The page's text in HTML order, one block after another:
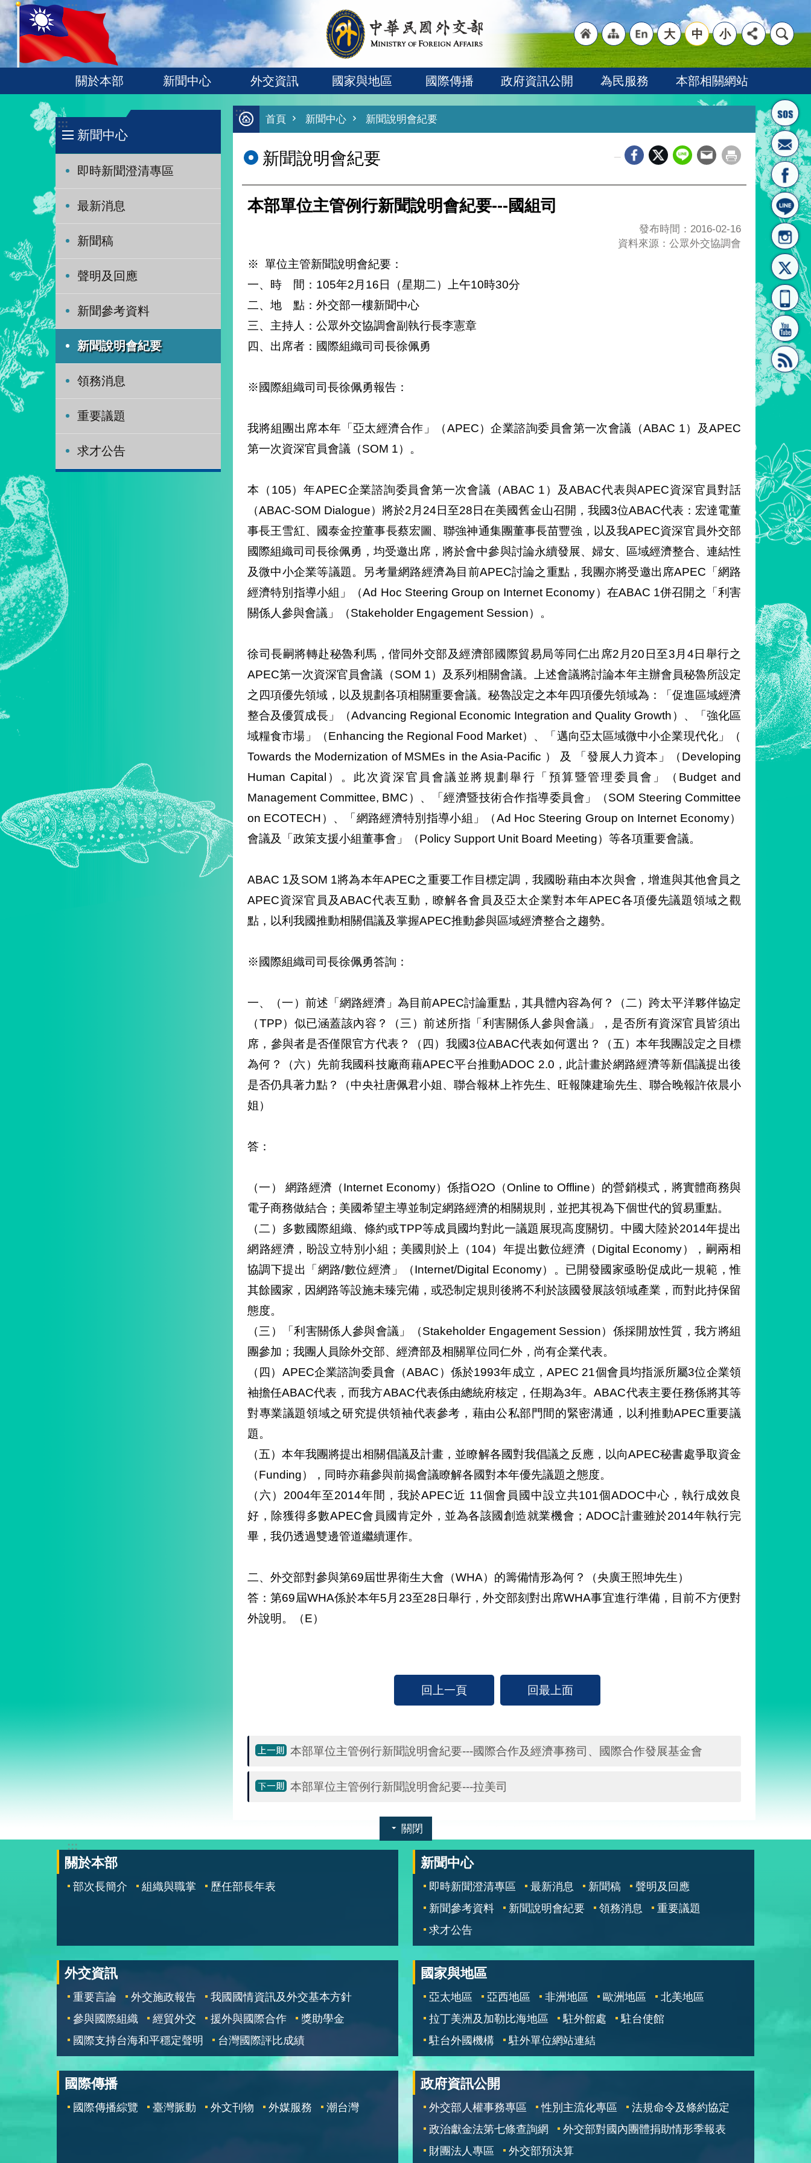
跳到主要內容區塊
:::
首頁
"網
站導
"英
文語
大 中 小
關於本部 新聞中心 外交資訊 國家與地區 國際傳播 政府資訊公開 為民服務 本部相關網站
:::
新聞中心
即時新聞澄清專區
最新消息
新聞稿
聲明及回應
新聞參考資料
新聞說明會紀要
領務消息
重要議題
求才公告
:::
首頁 新聞中心 新聞說明會紀要
新聞說明會紀要
本部單位主管例行新聞說明會紀要---國組司
發布時間：2016-02-16
資料來源：公眾外交協調會
※ 單位主管新聞說明會紀要：
一、時 間：105年2月16日（星期二）上午10時30分
二、地 點：外交部一樓新聞中心
三、主持人：公眾外交協調會副執行長李憲章
四、出席者：國際組織司司長徐佩勇
※國際組織司司長徐佩勇報告：
我將組團出席本年「亞太經濟合作」（APEC）企業諮詢委員會第一次會議（ABAC 1）及APEC
第一次資深官員會議（SOM 1）。
本（105）年APEC企業諮詢委員會第一次會議（ABAC 1）及ABAC代表與APEC資深官員對話
（ABAC-SOM Dialogue）將於2月24日至28日在美國舊金山召開，我國3位ABAC代表：宏達電董
事長王雪紅、國泰金控董事長蔡宏圖、聯強神通集團董事長苗豐強，以及我APEC資深官員外交部
國際組織司司長徐佩勇，均受邀出席，將於會中參與討論永續發展、婦女、區域經濟整合、連結性
及微中小企業等議題。另考量網路經濟為目前APEC討論之重點，我團亦將受邀出席APEC「網路
經濟特別指導小組」（Ad Hoc Steering Group on Internet Economy）在ABAC 1併召開之「利害
關係人參與會議」（Stakeholder Engagement Session）。
徐司長嗣將轉赴秘魯利馬，偕同外交部及經濟部國際貿易局等同仁出席2月20日至3月4日舉行之
APEC第一次資深官員會議（SOM 1）及系列相關會議。上述會議將討論本年主辦會員秘魯所設定
之四項優先領域，以及規劃各項相關重要會議。秘魯設定之本年四項優先領域為：「促進區域經濟
整合及優質成長」（Advancing Regional Economic Integration and Quality Growth）、「強化區
域糧食市場」（Enhancing the Regional Food Market）、「邁向亞太區域微中小企業現代化」（
Towards the Modernization of MSMEs in the Asia-Pacific ） 及 「發展人力資本」（Developing
Human Capital）。此次資深官員會議並將規劃舉行「預算暨管理委員會」（Budget and
Management Committee, BMC）、「經濟暨技術合作指導委員會」（SOM Steering Committee
on ECOTECH）、「網路經濟特別指導小組」（Ad Hoc Steering Group on Internet Economy）
會議及「政策支援小組董事會」（Policy Support Unit Board Meeting）等各項重要會議。
ABAC 1及SOM 1將為本年APEC之重要工作目標定調，我國盼藉由本次與會，增進與其他會員之
APEC資深官員及ABAC代表互動，瞭解各會員及亞太企業對本年APEC各項優先議題領域之觀
點，以利我國推動相關倡議及掌握APEC推動參與區域經濟整合之趨勢。
※國際組織司司長徐佩勇答詢：
一、（一）前述「網路經濟」為目前APEC討論重點，其具體內容為何？（二）跨太平洋夥伴協定
（TPP）似已涵蓋該內容？（三）前述所指「利害關係人參與會議」，是否所有資深官員皆須出
席，參與者是否僅限官方代表？（四）我國3位ABAC代表如何選出？（五）本年我團設定之目標
為何？（六）先前我國科技廠商藉APEC平台推動ADOC 2.0，此計畫於網路經濟等新倡議提出後
是否仍具著力點？（中央社唐佩君小姐、聯合報林上祚先生、旺報陳建瑜先生、聯合晚報許依晨小
姐）
答：
（一） 網路經濟（Internet Economy）係指O2O（Online to Offline）的營銷模式，將實體商務與
電子商務做結合；美國希望主導並制定網路經濟的相關規則，並把其視為下個世代的貿易重點。
（二）多數國際組織、條約或TPP等成員國均對此一議題展現高度關切。中國大陸於2014年提出
網路經濟，盼設立特別小組；美國則於上（104）年提出數位經濟（Digital Economy），嗣兩相
協調下提出「網路/數位經濟」（Internet/Digital Economy）。已開發國家亟盼促成此一規範，惟
其餘國家，因網路等設施未臻完備，或恐制定規則後將不利於該國發展該領域產業，而對此持保留
態度。
（三）「利害關係人參與會議」（Stakeholder Engagement Session）係採開放性質，我方將組
團參加；我團人員除外交部、經濟部及相關單位同仁外，尚有企業代表。
（四）APEC企業諮詢委員會（ABAC）係於1993年成立，APEC 21個會員均指派所屬3位企業領
袖擔任ABAC代表，而我方ABAC代表係由總統府核定，任期為3年。ABAC代表主要任務係將其等
對專業議題領域之研究提供領袖代表參考，藉由公私部門間的緊密溝通，以利推動APEC重要議
題。
（五）本年我團將提出相關倡議及計畫，並瞭解各國對我倡議之反應，以向APEC秘書處爭取資金
（Funding），同時亦藉參與前揭會議瞭解各國對本年優先議題之態度。
（六）2004年至2014年間，我於APEC近 11個會員國中設立共101個ADOC中心，執行成效良
好，除獲得多數APEC會員國肯定外，並為各該國創造就業機會；ADOC計畫雖於2014年執行完
畢，我仍透過雙邊管道繼續運作。
二、外交部對參與第69屆世界衛生大會（WHA）的籌備情形為何？（央廣王照坤先生）
答：第69屆WHA係於本年5月23至28日舉行，外交部刻對出席WHA事宜進行準備，目前不方便對
外說明。（E）
回上一頁 回最上面
本部單位主管例行新聞說明會紀要---國際合作及經濟事務司、國際合作發展基金會
本部單位主管例行新聞說明會紀要---拉美司
關閉
:::
關於本部
部次長簡介 組織與職掌 歷任部長年表
新聞中心
即時新聞澄清專區 最新消息 新聞稿
聲明及回應
新聞參考資料
新聞說明會紀要 領務消息
重要議題
求才公告
外交資訊
重要言論 外交施政報告
我國國情資訊及外交基本方針
參與國際組織
經貿外交 援外與國際合作
獎助學金
國際支持台海和平穩定聲明
台灣國際評比成績
國家與地區
亞太地區 亞西地區 非洲地區 歐洲地區
北美地區
拉丁美洲及加勒比海地區
駐外館處
駐台使館
駐台外國機構
駐外單位網站連結
國際傳播
國際傳播綜覽 臺灣脈動 外文刊物 外媒服務 潮台灣
政府資訊公開
外交部人權事務專區 性別主流化專區
法規命令及條約協定
政治獻金法第七條查詢網
外交部對國內團體捐助情形季報表
財團法人專區
外交部預決算